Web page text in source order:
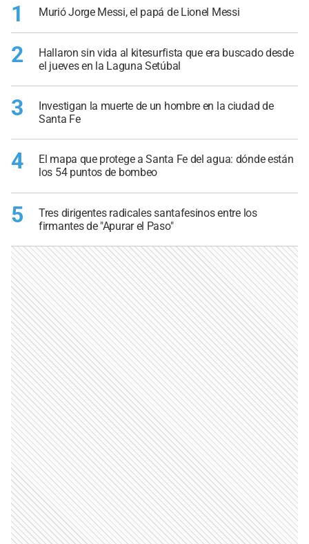
1 Murió Jorge Messi, el papá de Lionel Messi
2
Hallaron sin vida al kitesurfista que era buscado desde
el jueves en la Laguna Setúbal
3
Investigan la muerte de un hombre en la ciudad de
Santa Fe
4
El mapa que protege a Santa Fe del agua: dónde están
los 54 puntos de bombeo
5
Tres dirigentes radicales santafesinos entre los
firmantes de "Apurar el Paso"